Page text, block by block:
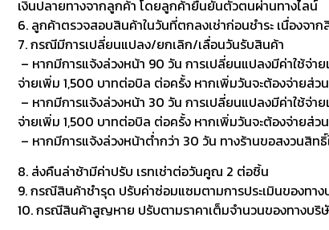
เงินปลายทางจากลูกค้า โดยลูกค้ายืนยันตัวตนผ่านทางไลน์
6. ลูกค้าตรวจสอบสินค้าในวันที่ตกลงเช่าก่อนชำระ เนื่องจ
7. กรณีมีการเปลี่ยนแปลง/ยกเลิก/เลื่อนวันรับสินค้า
– หากมีการแจ้งล่วงหน้า 90 วัน การเปลี่ยนแปลงมีค่าใช้จ่
จ่ายเพิ่ม 1,500 บาทต่อบิล ต่อครั้ง หากเพิ่มวันจะต้องจ่ายส่ว
– หากมีการแจ้งล่วงหน้า 30 วัน การเปลี่ยนแปลงมีค่าใช้จ่า
จ่ายเพิ่ม 1,500 บาทต่อบิล ต่อครั้ง หากเพิ่มวันจะต้องจ่ายส่
– หากมีการแจ้งล่วงหน้าต่ำกว่า 30 วัน ทางร้านขอสงวนสิท
8. ส่งคืนล่าช้ามีค่าปรับ เรทเช่าต่อวันคูณ 2 ต่อชิ้น
9. กรณีสินค้าชำรุด ปรับค่าซ่อมแซมตามการประเมินของทา
10. กรณีสินค้าสูญหาย ปรับตามราคาเต็มจำนวนของทางบริษั